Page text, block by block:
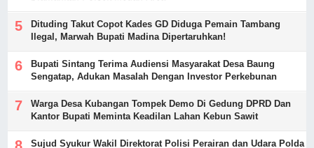
Dituding Takut Copot Kades GD Diduga Pemain Tambang
Ilegal, Marwah Bupati Madina Dipertaruhkan!
Bupati Sintang Terima Audiensi Masyarakat Desa Baung
Sengatap, Adukan Masalah Dengan Investor Perkebunan
Warga Desa Kubangan Tompek Demo Di Gedung DPRD Dan
Kantor Bupati Meminta Keadilan Lahan Kebun Sawit
Sujud Syukur Wakil Direktorat Polisi Perairan dan Udara Polda